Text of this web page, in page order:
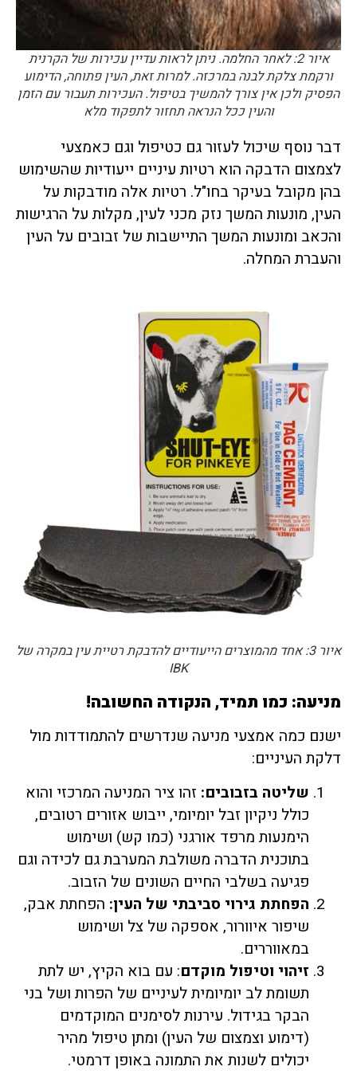
איור 2: לאחר החלמה. ניתן לראות עדיין עכירות של הקרנית
ורקמת צלקת לבנה במרכזה. למרות זאת, העין פתוחה, הדימוע
הפסיק ולכן אין צורך להמשיך בטיפול. העכירות תעבור עם הזמן
והעין ככל הנראה תחזור לתפקוד מלא
דבר נוסף שיכול לעזור גם כטיפול וגם כאמצעי
לצמצום הדבקה הוא רטיות עיניים ייעודיות שהשימוש
בהן מקובל בעיקר בחו"ל. רטיות אלה מודבקות על
העין, מונעות המשך נזק מכני לעין, מקלות על הרגישות
והכאב ומונעות המשך התיישבות של זבובים על העין
והעברת המחלה.
איור 3: אחד מהמוצרים הייעודיים להדבקת רטיית עין במקרה של
IBK
מניעה: כמו תמיד, הנקודה החשובה!
ישנם כמה אמצעי מניעה שנדרשים להתמודדות מול
דלקת העיניים:
שליטה בזבובים: זהו ציר המניעה המרכזי והוא
כולל ניקיון זבל יומיומי, ייבוש אזורים רטובים,
הימנעות מרפד אורגני (כמו קש) ושימוש
בתוכנית הדברה משולבת המערבת גם לכידה וגם
פגיעה בשלבי החיים השונים של הזבוב.
הפחתת גירוי סביבתי של העין: הפחתת אבק,
שיפור איוורור, אספקה של צל ושימוש
במאווררים.
זיהוי וטיפול מוקדם: עם בוא הקיץ, יש לתת
תשומת לב יומיומית לעיניים של הפרות ושל בני
הבקר בגידול. עירנות לסימנים המוקדמים
(דימוע וצמצום של העין) ומתן טיפול מהיר
יכולים לשנות את התמונה באופן דרמטי.